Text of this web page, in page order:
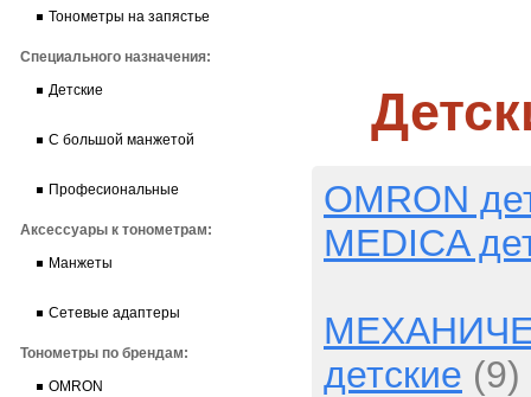
Тонометры на запястье
Специального назначения:
Детские
С большой манжетой
Професиональные
Аксессуары к тонометрам:
Манжеты
Сетевые адаптеры
Тонометры по брендам:
OMRON
OMRON
MEDICA
детские (9)